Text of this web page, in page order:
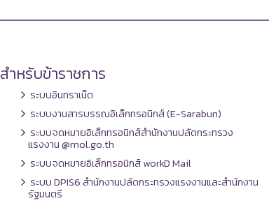
สำหรับข้าราชการ
ระบบอินทราเน็ต
ระบบงานสารบรรณอิเล็กทรอนิกส์ (E-Sarabun)
ระบบจดหมายอิเล็กทรอนิกส์สำนักงานปลัดกระทรวง
แรงงาน @mol.go.th
ระบบจดหมายอิเล็กทรอนิกส์ workD Mail
ระบบ DPIS6 สำนักงานปลัดกระทรวงแรงงานและสำนักงาน
รัฐมนตรี